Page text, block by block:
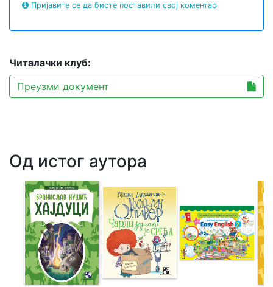
Пријавите се да бисте поставили свој коментар
Читалачки клуб:
Преузми документ
Од истог аутора